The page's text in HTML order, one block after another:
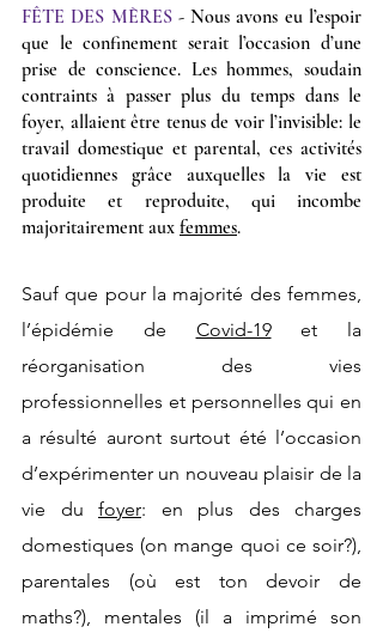
FÊTE DES MÈRES - Nous avons eu l’espoir
que le confinement serait l’occasion d’une
prise de conscience. Les hommes, soudain
contraints à passer plus du temps dans le
foyer, allaient être tenus de voir l’invisible: le
travail domestique et parental, ces activités
quotidiennes grâce auxquelles la vie est
produite et reproduite, qui incombe
majoritairement aux femmes.
Sauf que pour la majorité des femmes,
l’épidémie de Covid-19 et la
réorganisation des vies
professionnelles et personnelles qui en
a résulté auront surtout été l’occasion
d’expérimenter un nouveau plaisir de la
vie du foyer: en plus des charges
domestiques (on mange quoi ce soir?),
parentales (où est ton devoir de
maths?), mentales (il a imprimé son